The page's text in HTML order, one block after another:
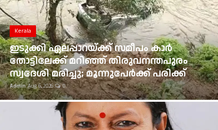
Gulf News
Loksabha Election 2024
Technology
Health
Jobs Mall
Kerala
ഇടുക്കി ഏലപ്പാറയ്ക്ക് സമീപം കാർ
തോട്ടിലേക്ക് മറിഞ്ഞ് തിരുവനന്തപുരം
സ്വദേശി മരിച്ചു; മൂന്നുപേർക്ക് പരിക്ക്
Admin Aug 6, 2026 0